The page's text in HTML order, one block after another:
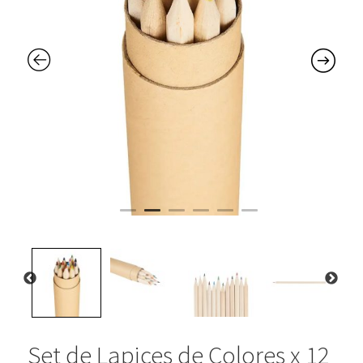
Set de Lapices de Colores x 12